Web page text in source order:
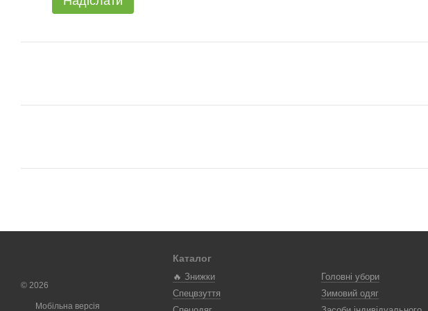
© 2026
Мобільна версія
Каталог
🔥 Знижки
Спецвзуття
Головні убори
Зимовий одяг